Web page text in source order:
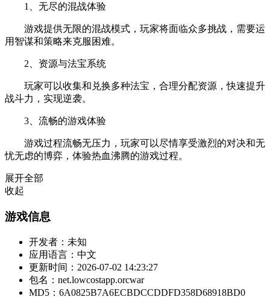
1、无尽的混战体验
游戏提供无限的混战模式，玩家将面临众多挑战，需要运
用智谋和策略来克服困难。
2、资源与法宝系统
玩家可以收集和兑换多种法宝，合理分配资源，快速提升
战斗力，实现逆袭。
3、流畅的游戏体验
游戏过程流畅无压力，玩家可以尽情享受激烈的对决和无
忧无虑的博弈，体验热血沸腾的游戏过程。
展开全部
收起
游戏信息
开发者： 未知
应用语言： 中文
更新时间： 2026-07-02 14:23:27
包名： net.lowcostapp.orcwar
MD5： 6A0825B7A6ECBDCCDDFD358D68918BD0